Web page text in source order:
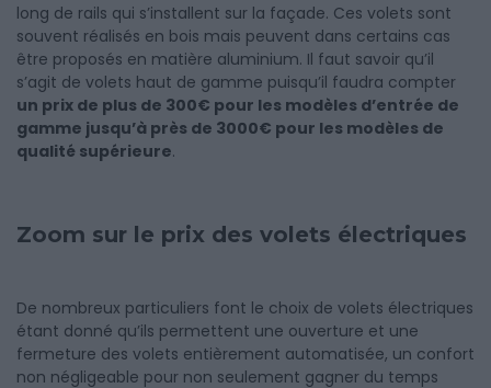
long de rails qui s’installent sur la façade. Ces volets sont
souvent réalisés en bois mais peuvent dans certains cas
être proposés en matière aluminium. Il faut savoir qu’il
s’agit de volets haut de gamme puisqu’il faudra compter
un prix de plus de 300€ pour les modèles d’entrée de
gamme jusqu’à près de 3000€ pour les modèles de
qualité supérieure.
Zoom sur le prix des volets électriques
De nombreux particuliers font le choix de volets électriques
étant donné qu’ils permettent une ouverture et une
fermeture des volets entièrement automatisée, un confort
non négligeable pour non seulement gagner du temps